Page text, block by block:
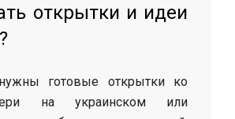
открытки и идеи
готовые открытки ко
на украинском или